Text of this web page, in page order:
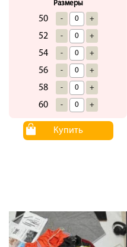
Размеры
50 - +
52 - +
54 - +
56 - +
58 - +
60 - +
Купить